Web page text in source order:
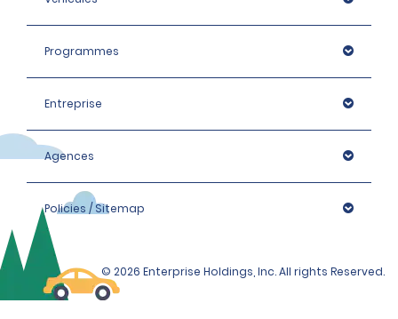
Programmes
Entreprise
Agences
Policies / Sitemap
© 2026 Enterprise Holdings, Inc. All rights Reserved.